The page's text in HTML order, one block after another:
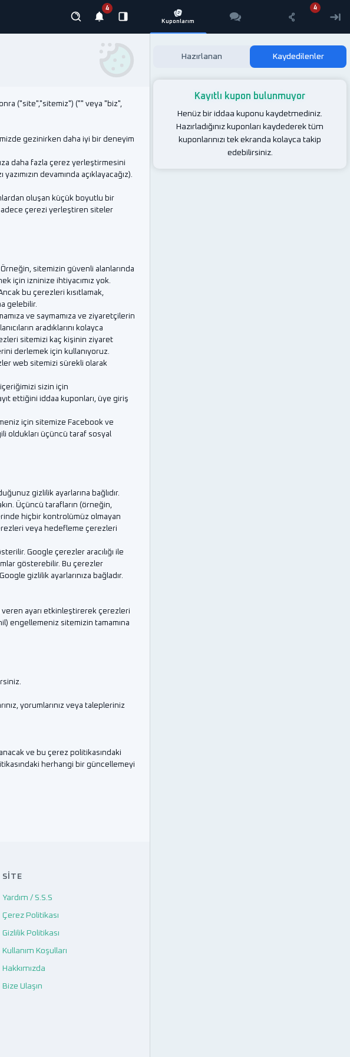
("site","sitemiz") ("" veya "biz",
gezinirken daha iyi bir deneyim
daha fazla çerez yerleştirmesini
devamında açıklayacağız).
oluşan küçük boyutlu bir
çerezi yerleştiren siteler
sitemizin güvenli alanlarında
için izninize ihtiyacımız yok.
bu çerezleri kısıtlamak,
gelebilir.
ve saymamıza ve ziyaretçilerin
aradıklarını kolayca
sitemizi kaç kişinin ziyaret
derlemek için kullanıyoruz.
web sitemizi sürekli olarak
sizin için
ettiğini iddaa kuponları, üye giriş
için sitemize Facebook ve
oldukları üçüncü taraf sosyal
gizlilik ayarlarına bağlıdır.
Üçüncü tarafların (örneğin,
hiçbir kontrolümüz olmayan
veya hedefleme çerezleri
Google çerezler aracılığı ile
gösterebilir. Bu çerezler
gizlilik ayarlarınıza bağladır.
veren ayarı etkinleştirerek çerezleri
engellemeniz sitemizin tamamına
yorumlarınız veya talepleriniz
ve bu çerez politikasındaki
herhangi bir güncellemeyi
SITE
Yardım / S.S.S
Çerez Politikası
Gizlilik Politikası
Kullanım Koşulları
Hakkımızda
Bize Ulaşın
Hazırlanan Kaydedilenler
Kayıtlı kupon bulunmuyor
Henüz bir iddaa kuponu kaydetmediniz.
Hazırladığınız kuponları kaydederek tüm
kuponlarınızı tek ekranda kolayca takip
edebilirsiniz.